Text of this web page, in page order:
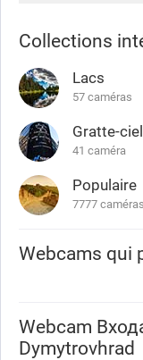
Collections
Lacs
57 caméras
Gratte-ciel
41 caméra
Populaire
7777 caméras
Webcams qui
Webcam
Dymytrovhrad